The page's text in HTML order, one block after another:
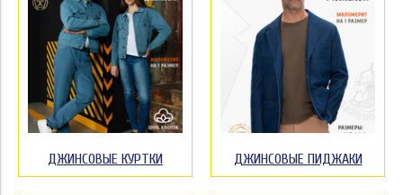
ДЖИНСОВЫЕ КУРТКИ ДЖИНСОВЫЕ ПИДЖАКИ